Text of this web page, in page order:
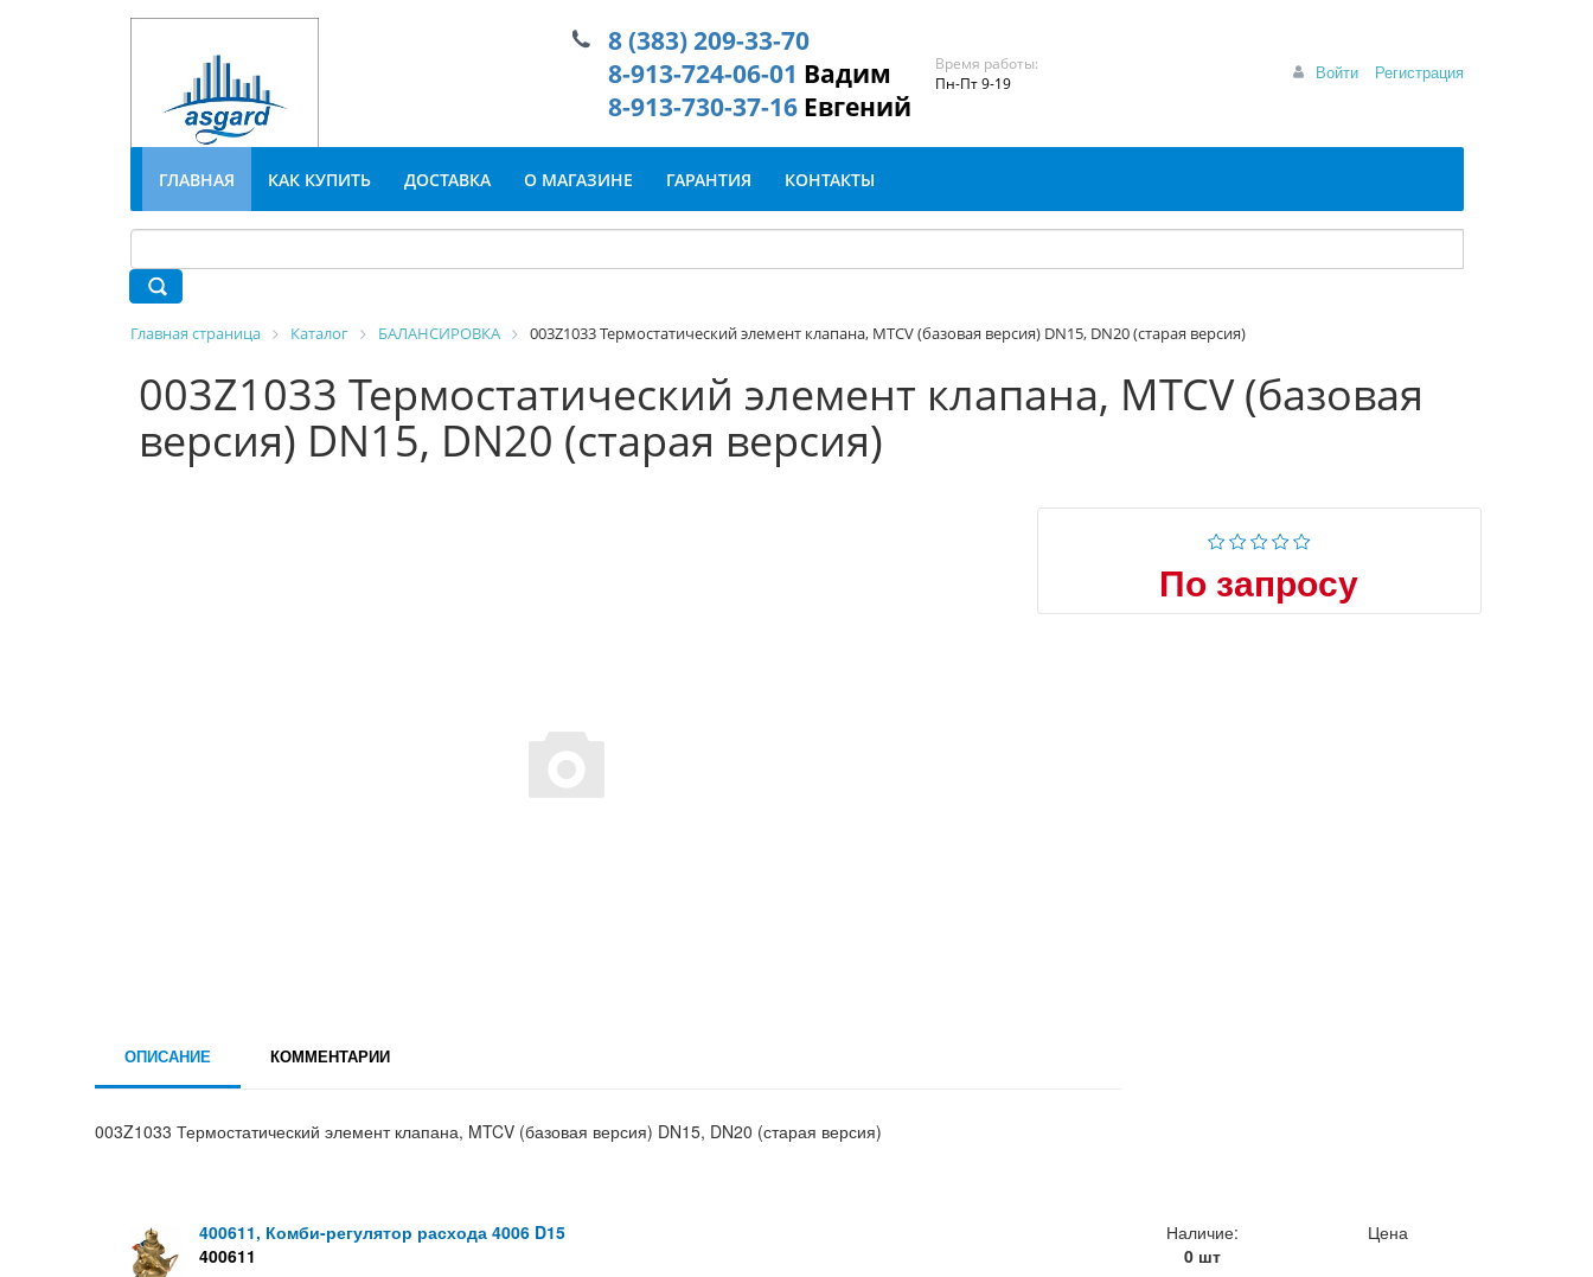
Войти Регистрация
8 (383) 209-33-70
8-913-724-06-01 Вадим
8-913-730-37-16 Евгений
Время работы:
Пн-Пт 9-19
ГЛАВНАЯ КАК КУПИТЬ ДОСТАВКА О МАГАЗИНЕ ГАРАНТИЯ КОНТАКТЫ
Главная страница Каталог БАЛАНСИРОВКА 003Z1033 Термостатический элемент клапана, MTCV (базовая версия) DN15, DN20 (старая версия)
003Z1033 Термостатический элемент клапана, MTCV (базовая
версия) DN15, DN20 (старая версия)
По запросу
ОПИСАНИЕ КОММЕНТАРИИ
003Z1033 Термостатический элемент клапана, MTCV (базовая версия) DN15, DN20 (старая версия)
400611, Комби-регулятор расхода 4006 D15
400611
Наличие:
0 шт
Цена